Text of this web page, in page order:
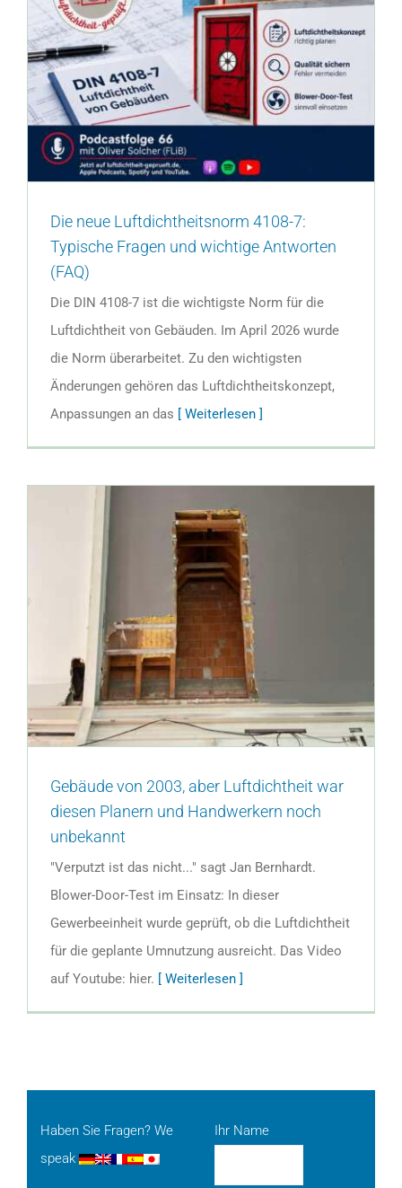
Die neue Luftdichtheitsnorm 4108-7:
Typische Fragen und wichtige Antworten
(FAQ)
Die DIN 4108-7 ist die wichtigste Norm für die
Luftdichtheit von Gebäuden. Im April 2026 wurde
die Norm überarbeitet. Zu den wichtigsten
Änderungen gehören das Luftdichtheitskonzept,
Anpassungen an das
[ Weiterlesen ]
Gebäude von 2003, aber Luftdichtheit war
diesen Planern und Handwerkern noch
unbekannt
"Verputzt ist das nicht..." sagt Jan Bernhardt.
Blower-Door-Test im Einsatz: In dieser
Gewerbeeinheit wurde geprüft, ob die Luftdichtheit
für die geplante Umnutzung ausreicht. Das Video
auf Youtube: hier. [ Weiterlesen ]
Haben Sie Fragen? We
speak
Ihr Name